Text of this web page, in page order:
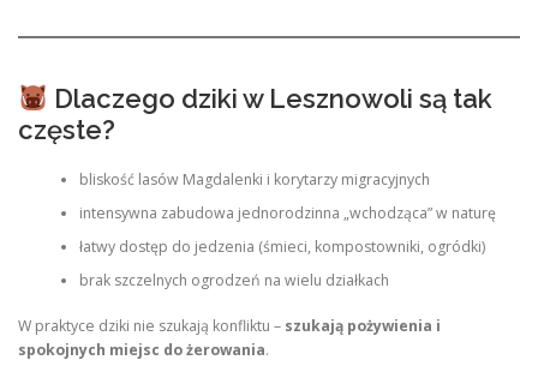
Dlaczego dziki w Lesznowoli są tak
częste?
bliskość lasów Magdalenki i korytarzy migracyjnych
intensywna zabudowa jednorodzinna „wchodząca” w naturę
łatwy dostęp do jedzenia (śmieci, kompostowniki, ogródki)
brak szczelnych ogrodzeń na wielu działkach
W praktyce dziki nie szukają konfliktu – szukają pożywienia i
spokojnych miejsc do żerowania.